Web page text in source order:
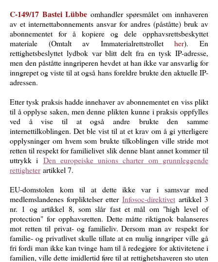
C-149/17 Bastei Lübbe omhandler spørsmålet om innhaveren
av et internettabonnements ansvar for andres (påståtte) bruk av
abonnementet for å kopiere og dele opphavsrettsbeskyttet
materiale (Omtalt av Immaterialrettstrollether). En
rettighetsbeslyttet lydbok var blitt delt fra en tysk IP-adresse,
men den påståtte inngriperen hevdet at han ikke var ansvarlig for
inngrepet og viste til at også hans foreldre brukte den aktuelle IP-
adressen.
Etter tysk praksis hadde innehaver av abonnementet en viss plikt
til å opplyse saken, men denne plikten kunne i praksis oppfylles
ved å vise til at også andre brukte den samme
internettilkoblingen. Det ble vist til at et krav om å gi ytterligere
opplysninger om hvem som brukte tilkoblingen ville stride mot
retten til respekt for familielivet slik denne blant annet kommer til
uttrykk i Den europeiske unions charter om grunnleggende
rettigheter artikkel 7.
EU-domstolen kom til at dette ikke var i samsvar med
medlemslandenes forpliktelser etter Infosoc-direktivet artikkel 3
nr. 1 og artikkel 8, som slår fast et mål om "high level of
protection" for opphavsretten. Dette måtte riktignok balanseres
mot retten til privat- og familieliv. Dersom man av respekt for
familie- og privatlivet skulle tillate at en mulig inngriper ville gå
fri fordi man ikke kan tvinge ham til å redegjøre for aktivitetene i
familien, ville dette imidlertid føre til at rettighetshaveren sto uten